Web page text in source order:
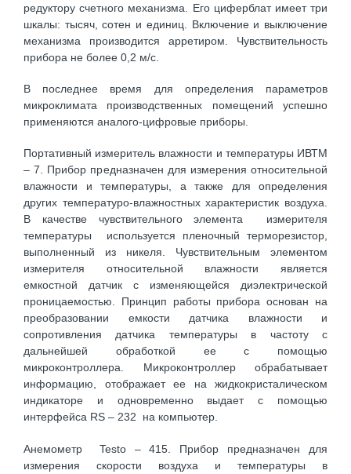
редуктору счетного механизма. Его циферблат имеет три
шкалы: тысяч, сотен и единиц. Включение и выключение
механизма производится арретиром. Чувствительность
прибора не более 0,2 м/с.
В последнее время для определения параметров
микроклимата производственных помещений успешно
применяются аналого-цифровые приборы.
Портативный измеритель влажности и температуры ИВТМ
– 7. Прибор предназначен для измерения относительной
влажности и температуры, а также для определения
других температуро-влажностных характеристик воздуха.
В качестве чувствительного элемента измерителя
температуры используется пленочный терморезистор,
выполненный из никеля. Чувствительным элементом
измерителя относительной влажности является
емкостной датчик с изменяющейся диэлектрической
проницаемостью. Принцип работы прибора основан на
преобразовании емкости датчика влажности и
сопротивления датчика температуры в частоту с
дальнейшей обработкой ее с помощью
микроконтроллера. Микроконтроллер обрабатывает
информацию, отображает ее на жидкокристалическом
индикаторе и одновременно выдает с помощью
интерфейса RS – 232 на компьютер.
Анемометр Testo – 415. Прибор предназначен для
измерения скорости воздуха и температуры в